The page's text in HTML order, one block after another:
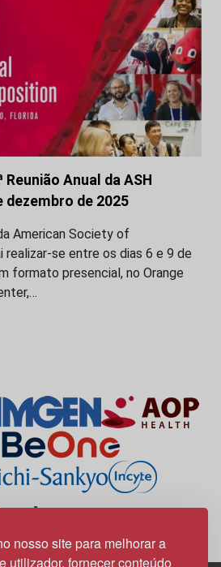
nosso site para melhorar a
utilizador, fornecer conteúdo
Reunião Anual da ASH
dezembro de 2025
American Society of
realizar-se entre os dias 6 e 9 de
formato presencial, no Orange